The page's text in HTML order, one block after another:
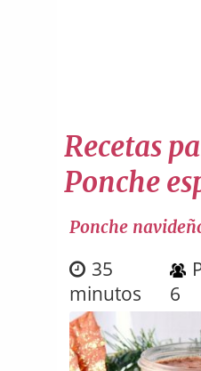
Recetas
Ponche
Ponche
35
minutos
6